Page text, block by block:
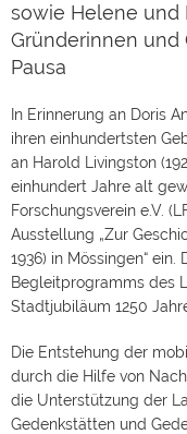
sowie Helene und
Gründerinnen und
Pausa
In Erinnerung an Doris
ihren einhundertsten
an Harold Livingston
einhundert Jahre alt
Forschungsverein e.V.
Ausstellung „Zur
1936) in Mössingen“
Begleitprogramms des
Stadtjubiläum 1250
Die Entstehung der
durch die Hilfe von
die Unterstützung der
Gedenkstätten und